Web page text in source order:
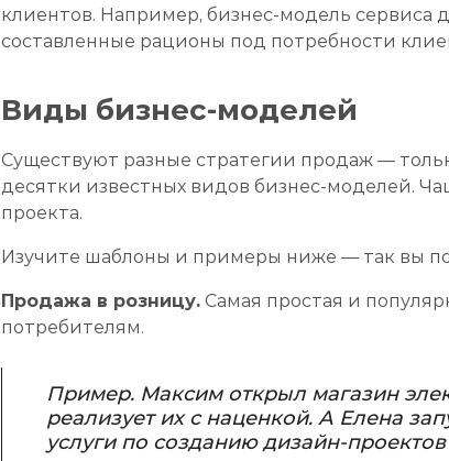
клиентов. Например, бизнес-модель сервиса
составленные рационы под потребности
Виды бизнес-моделей
Существуют разные стратегии продаж —
десятки известных видов бизнес-моделей.
проекта.
Изучите шаблоны и примеры ниже — так вы
Продажа в розницу. Самая простая и
потребителям.
Пример. Максим открыл магазин
реализует их с наценкой. А Елена
услуги по созданию дизайн-